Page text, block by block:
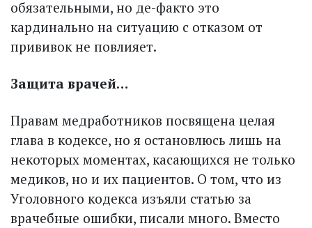
обязательными, но де-факто это
кардинально на ситуацию с отказом от
прививок не повлияет.
Защита врачей…
Правам медработников посвящена целая
глава в кодексе, но я остановлюсь лишь на
некоторых моментах, касающихся не только
медиков, но и их пациентов. О том, что из
Уголовного кодекса изъяли статью за
врачебные ошибки, писали много. Вместо